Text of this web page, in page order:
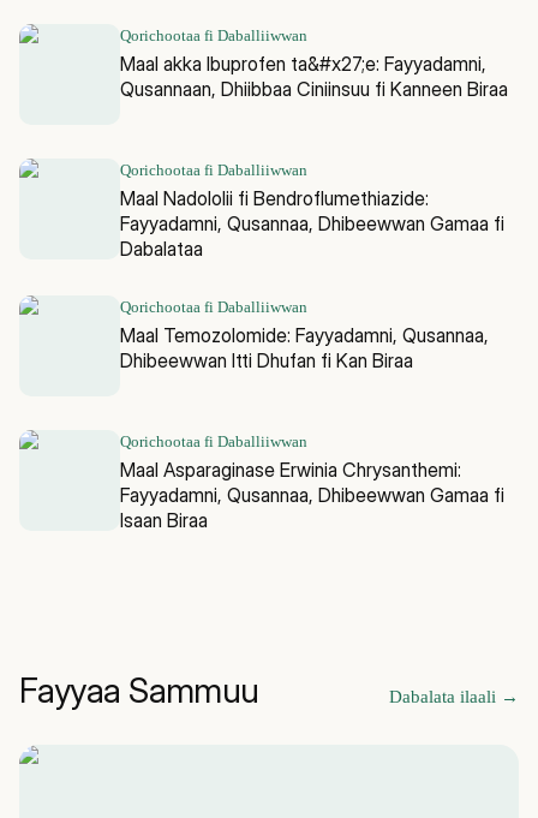
Qorichootaa fi Daballiiwwan
Maal akka Ibuprofen ta&#x27;e: Fayyadamni,
Qusannaan, Dhiibbaa Ciniinsuu fi Kanneen Biraa
Qorichootaa fi Daballiiwwan
Maal Nadololii fi Bendroflumethiazide:
Fayyadamni, Qusannaa, Dhibeewwan Gamaa fi
Dabalataa
Qorichootaa fi Daballiiwwan
Maal Temozolomide: Fayyadamni, Qusannaa,
Dhibeewwan Itti Dhufan fi Kan Biraa
Qorichootaa fi Daballiiwwan
Maal Asparaginase Erwinia Chrysanthemi:
Fayyadamni, Qusannaa, Dhibeewwan Gamaa fi
Isaan Biraa
Fayyaa Sammuu Dabalata ilaali →